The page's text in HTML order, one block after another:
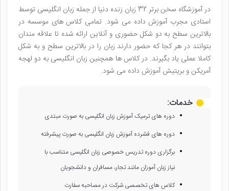
در آموزشگاه سخن برتر 32 زبان زنده دنیا از جمله زبان انگلیسی توسط
استادی مجرب آموزش داده می شود. تمامی کلاس های موسسه در
بالاترین سطح به دو شکل حضوری و آنلاین ارائه شده تا علاقه مندان
بتوانند در هر کجا که حضور دارند زبان را در بالاترین سطح و به شکل
کاملا عملی یاد بگیرند. در کلاس ها همچنین زبان انگلیسی به دو لهجه
آمریکن و بریتیش آموزش داده می شود.
خدمات:
دوره های ترمیک آموزش زبان انگلیسی به صورت مبتدی
دوره های فشرده آموزش زبان انگلیسی به صورت پیشرفته
برگزاری دوره تدریس خصوصی زبان انگلیسی متناسب با
نیاز زبان آموزان مانند تجار، مسافران و دانشجویان
کلاس های تخصصی شرکت در مصاحبه سفارت